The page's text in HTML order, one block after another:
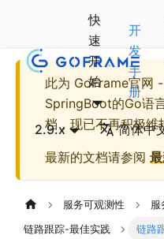
快
速
开
始
开
发
手
册
2.9.x 简体中
此为 GoFrame官网
SpringBoot的Go语
档，现已不再积极维
最新的文档请参阅
服务可观测性 服
链路跟踪-最佳实践 链路